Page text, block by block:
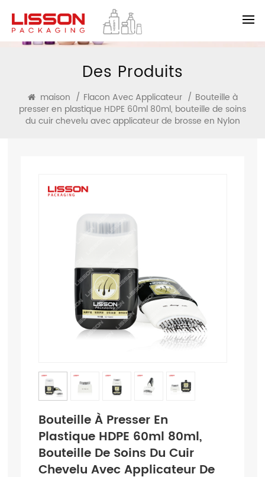
Des Produits
maison / Flacon Avec Applicateur / Bouteille à
presser en plastique HDPE 60ml 80ml, bouteille de soins
du cuir chevelu avec applicateur de brosse en Nylon
Bouteille À Presser En
Plastique HDPE 60ml 80ml,
Bouteille De Soins Du Cuir
Chevelu Avec Applicateur De